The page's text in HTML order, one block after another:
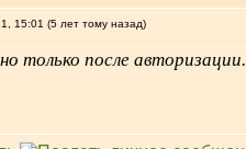
15:01 (5 лет тому назад)
только после авторизации.